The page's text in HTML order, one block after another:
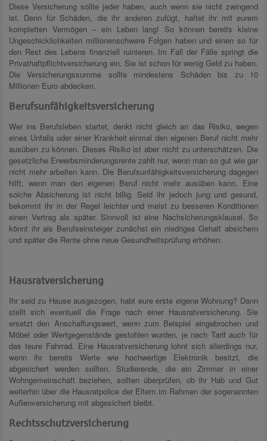
Diese Versicherung sollte jeder haben, auch wenn sie nicht zwingend
ist. Denn für Schäden, die ihr anderen zufügt, haftet ihr mit eurem
kompletten Vermögen – ein Leben lang! So können bereits kleine
Ungeschicklichkeiten millionenschwere Folgen haben und einen so für
den Rest des Lebens finanziell ruinieren. Im Fall der Fälle springt die
Privathaftpflichtversicherung ein. Sie ist schon für wenig Geld zu haben.
Die Versicherungssumme sollte mindestens Schäden bis zu 10
Millionen Euro abdecken.
Berufsunfähigkeitsversicherung
Wer ins Berufsleben startet, denkt nicht gleich an das Risiko, wegen
eines Unfalls oder einer Krankheit einmal den eigenen Beruf nicht mehr
ausüben zu können. Dieses Risiko ist aber nicht zu unterschätzen. Die
gesetzliche Erwerbsminderungsrente zahlt nur, wenn man so gut wie gar
nicht mehr arbeiten kann. Die Berufsunfähigkeitsversicherung dagegen
hilft, wenn man den eigenen Beruf nicht mehr ausüben kann. Eine
solche Absicherung ist nicht billig. Seid ihr jedoch jung und gesund,
bekommt ihr in der Regel leichter und meist zu besseren Konditionen
einen Vertrag als später. Sinnvoll ist eine Nachsicherungsklausel. So
könnt ihr als Berufseinsteiger zunächst ein niedriges Gehalt absichern
und später die Rente ohne neue Gesundheitsprüfung erhöhen.
Hausratversicherung
Ihr seid zu Hause ausgezogen, habt eure erste eigene Wohnung? Dann
stellt sich eventuell die Frage nach einer Hausratversicherung. Sie
ersetzt den Anschaffungswert, wenn zum Beispiel eingebrochen und
Möbel oder Wertgegenstände gestohlen wurden, je nach Tarif auch für
das teure Fahrrad. Eine Hausratversicherung lohnt sich allerdings nur,
wenn ihr bereits Werte wie hochwertige Elektronik besitzt, die
abgesichert werden sollten. Studierende, die ein Zimmer in einer
Wohngemeinschaft beziehen, sollten überprüfen, ob ihr Hab und Gut
weiterhin über die Hausratpolice der Eltern im Rahmen der sogenannten
Außenversicherung mit abgesichert bleibt.
Rechtsschutzversicherung